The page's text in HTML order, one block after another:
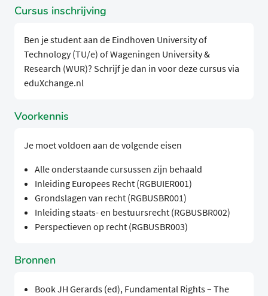
Cursus inschrijving
Ben je student aan de Eindhoven University of
Technology (TU/e) of Wageningen University &
Research (WUR)? Schrijf je dan in voor deze cursus via
eduXchange.nl
Voorkennis
Je moet voldoen aan de volgende eisen
Alle onderstaande cursussen zijn behaald
Inleiding Europees Recht (RGBUIER001)
Grondslagen van recht (RGBUSBR001)
Inleiding staats- en bestuursrecht (RGBUSBR002)
Perspectieven op recht (RGBUSBR003)
Bronnen
Book JH Gerards (ed), Fundamental Rights – The